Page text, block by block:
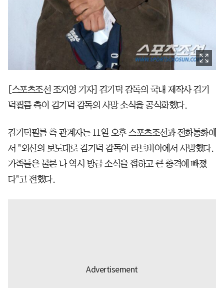
[스포츠조선 조지영 기자] 김기덕 감독의 국내 제작사 김기
덕필름 측이 김기덕 감독의 사망 소식을 공식화했다.
김기덕필름 측 관계자는 11일 오후 스포츠조선과 전화통화에
서 "외신의 보도대로 김기덕 감독이 라트비아에서 사망했다.
가족들은 물론 나 역시 방금 소식을 접하고 큰 충격에 빠졌
다"고 전했다.